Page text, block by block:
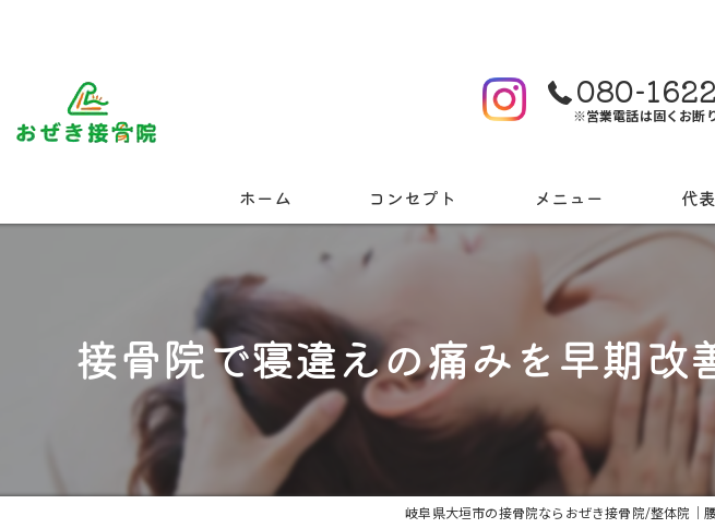
080-
※営業電話は固くお断
ホーム コンセプト メニュー 代
接骨院で寝違えの痛みを早期
岐阜県大垣市の接骨院ならおぜき接骨院/整体院｜